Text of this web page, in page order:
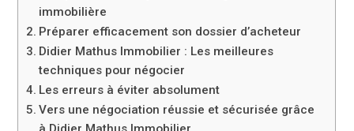
immobilière
Préparer efficacement son dossier d’acheteur
Didier Mathus Immobilier : Les meilleures
techniques pour négocier
Les erreurs à éviter absolument
Vers une négociation réussie et sécurisée grâce